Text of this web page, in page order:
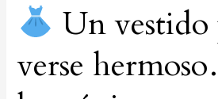
Un vestido
verse